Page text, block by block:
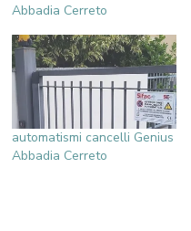
Abbadia Cerreto
automatismi cancelli Genius
Abbadia Cerreto